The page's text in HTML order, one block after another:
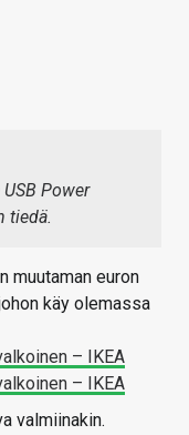
Power
tiedä.
muutaman euron
käy olemassa
– IKEA
– IKEA
valmiinakin.